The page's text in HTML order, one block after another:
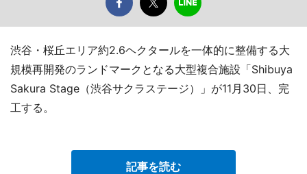
渋谷・桜丘エリア約2.6ヘクタールを一体的に整備する大
規模再開発のランドマークとなる大型複合施設「Shibuya
Sakura Stage（渋谷サクラステージ）」が11月30日、完
工する。
記事を読む